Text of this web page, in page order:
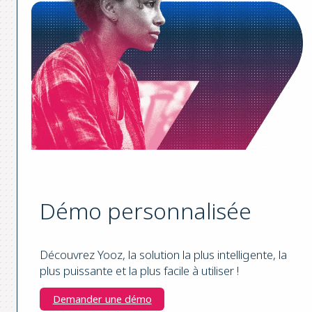
Démo personnalisée
Découvrez Yooz, la solution la plus intelligente, la
plus puissante et la plus facile à utiliser !
Demander une démo